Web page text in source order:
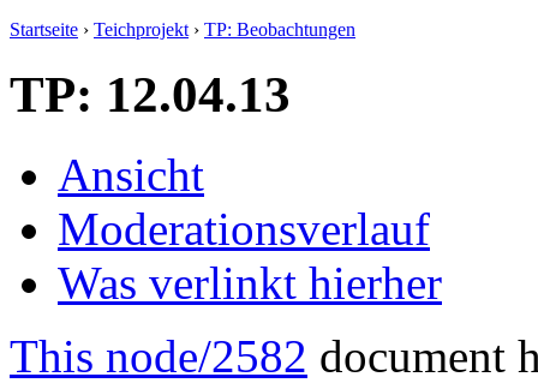
Startseite › Teichprojekt › TP: Beobachtungen
TP: 12.04.13
Ansicht
Moderationsverlauf
Was verlinkt hierher
This node/2582 document